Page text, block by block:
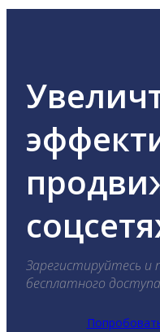
Зарегистируйтесь и
бесплатного